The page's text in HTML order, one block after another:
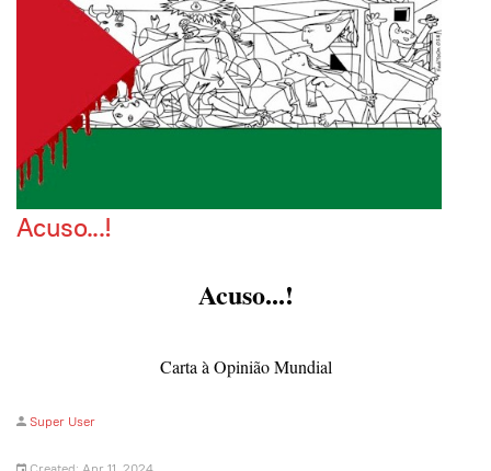
Acuso...!
Acuso...!
Carta à Opinião Mundial
Super User